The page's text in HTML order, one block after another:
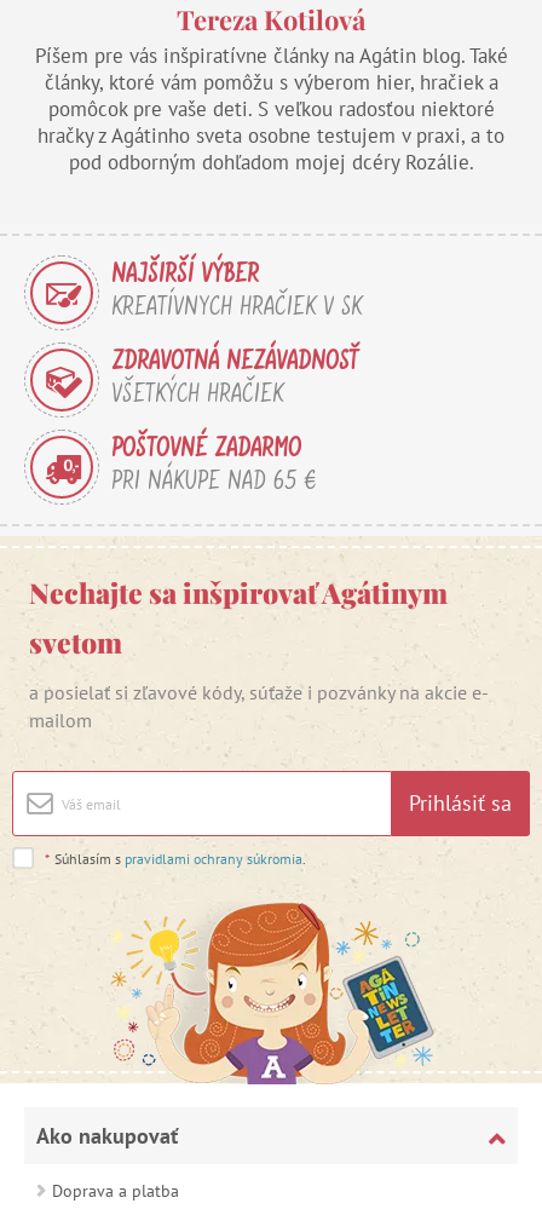
Tereza Kotilová
Píšem pre vás inšpiratívne články na Agátin blog. Také
články, ktoré vám pomôžu s výberom hier, hračiek a
pomôcok pre vaše deti. S veľkou radosťou niektoré
hračky z Agátinho sveta osobne testujem v praxi, a to
pod odborným dohľadom mojej dcéry Rozálie.
NAJŠIRŠÍ VÝBER
KREATÍVNYCH HRAČIEK V SK
ZDRAVOTNÁ NEZÁVADNOSŤ
VŠETKÝCH HRAČIEK
POŠTOVNÉ ZADARMO
PRI NÁKUPE NAD 65 €
Nechajte sa inšpirovať Agátinym
svetom
a posielať si zľavové kódy, súťaže i pozvánky na akcie e-
mailom
Prihlásiť sa
* Súhlasím s pravidlami ochrany súkromia.
Ako nakupovať
Doprava a platba